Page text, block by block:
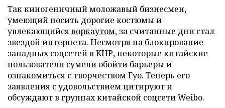
Так киногеничный моложавый бизнесмен,
умеющий носить дорогие костюмы и
увлекающийсяворкаутом, за считанные дни стал
звездой интернета. Несмотря на блокирование
западных соцсетей в КНР, некоторые китайские
пользователи сумели обойти барьеры и
ознакомиться с творчеством Гуо. Теперь его
заявления с удовольствием цитируют и
обсуждают в группах китайской соцсети Weibo.